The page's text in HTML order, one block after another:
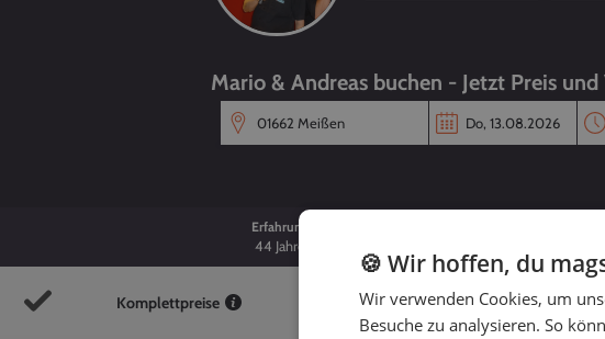
Mario & Andreas buchen - Jetzt Preis
Erfahrung
44 Jahre
Komplettpreise Sofort buchen
🍪 Wir hoffen, du
Wir verwenden Cookies, um
Besuche zu analysieren. So